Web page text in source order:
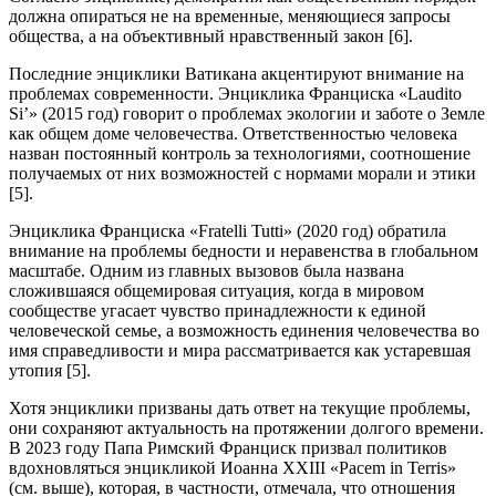
должна опираться не на временные, меняющиеся запросы
общества, а на объективный нравственный закон [6].
Последние энциклики Ватикана акцентируют внимание на
проблемах современности. Энциклика Франциска «Laudito
Si’» (2015 год) говорит о проблемах экологии и заботе о Земле
как общем доме человечества. Ответственностью человека
назван постоянный контроль за технологиями, соотношение
получаемых от них возможностей с нормами морали и этики
[5].
Энциклика Франциска «Fratelli Tutti» (2020 год) обратила
внимание на проблемы бедности и неравенства в глобальном
масштабе. Одним из главных вызовов была названа
сложившаяся общемировая ситуация, когда в мировом
сообществе угасает чувство принадлежности к единой
человеческой семье, а возможность единения человечества во
имя справедливости и мира рассматривается как устаревшая
утопия [5].
Хотя энциклики призваны дать ответ на текущие проблемы,
они сохраняют актуальность на протяжении долгого времени.
В 2023 году Папа Римский Франциск призвал политиков
вдохновляться энцикликой Иоанна XXIII «Pacem in Terris»
(см. выше), которая, в частности, отмечала, что отношения